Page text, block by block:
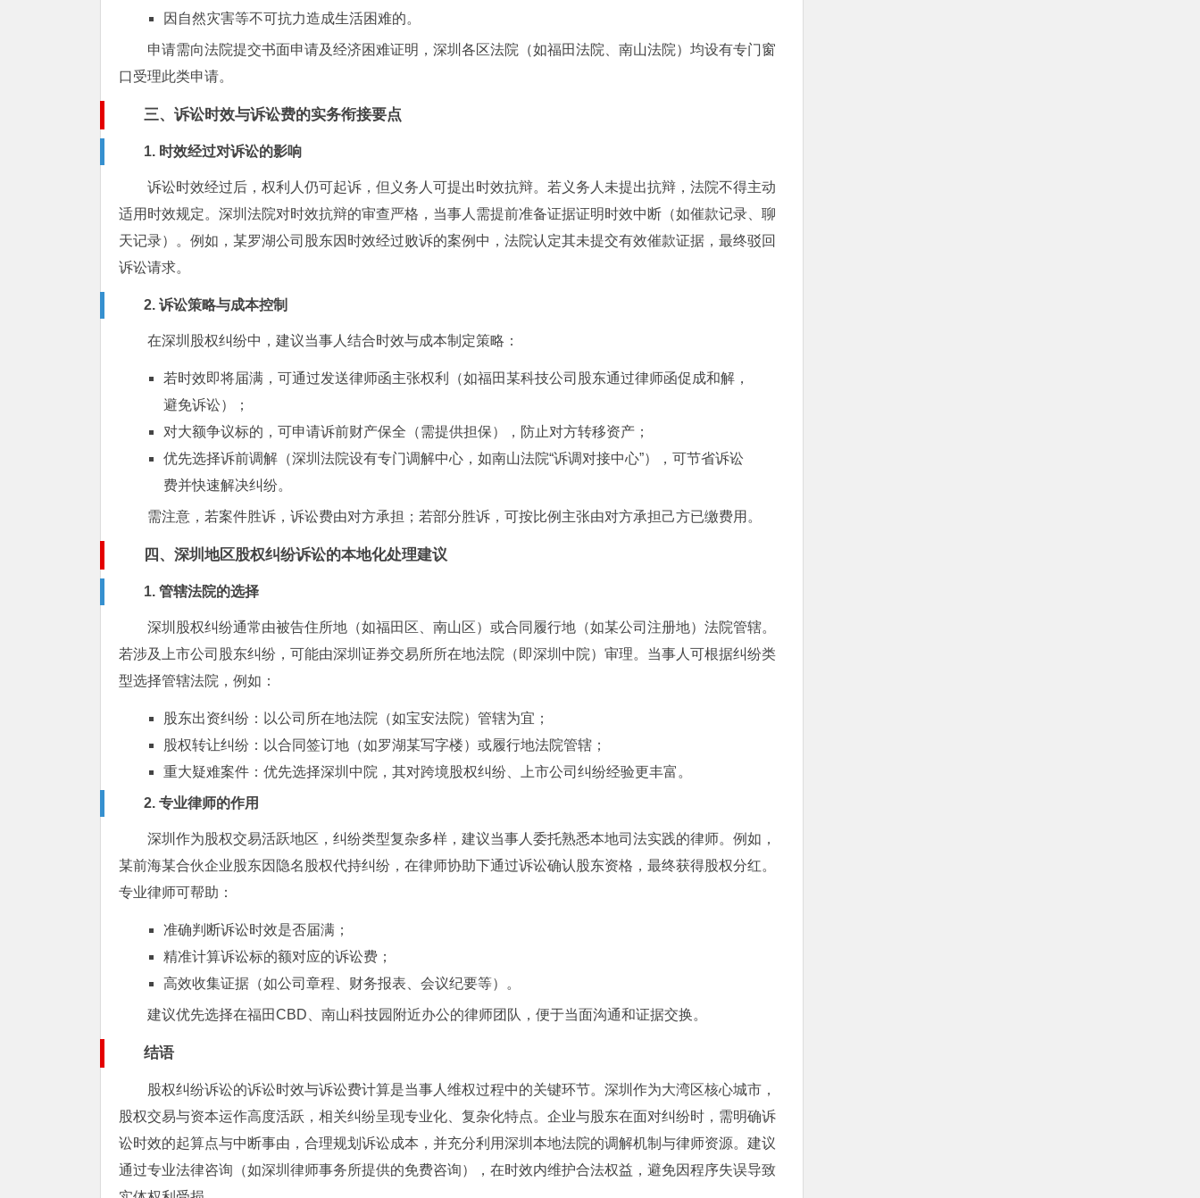
因自然灾害等不可抗力造成生活困难的。
申请需向法院提交书面申请及经济困难证明，深圳各区法院（如福田法院、南山法院）均设有专门窗
口受理此类申请。
三、诉讼时效与诉讼费的实务衔接要点
1. 时效经过对诉讼的影响
诉讼时效经过后，权利人仍可起诉，但义务人可提出时效抗辩。若义务人未提出抗辩，法院不得主动
适用时效规定。深圳法院对时效抗辩的审查严格，当事人需提前准备证据证明时效中断（如催款记录、聊
天记录）。例如，某罗湖公司股东因时效经过败诉的案例中，法院认定其未提交有效催款证据，最终驳回
诉讼请求。
2. 诉讼策略与成本控制
在深圳股权纠纷中，建议当事人结合时效与成本制定策略：
若时效即将届满，可通过发送律师函主张权利（如福田某科技公司股东通过律师函促成和解，
避免诉讼）；
对大额争议标的，可申请诉前财产保全（需提供担保），防止对方转移资产；
优先选择诉前调解（深圳法院设有专门调解中心，如南山法院“诉调对接中心”），可节省诉讼
费并快速解决纠纷。
需注意，若案件胜诉，诉讼费由对方承担；若部分胜诉，可按比例主张由对方承担己方已缴费用。
四、深圳地区股权纠纷诉讼的本地化处理建议
1. 管辖法院的选择
深圳股权纠纷通常由被告住所地（如福田区、南山区）或合同履行地（如某公司注册地）法院管辖。
若涉及上市公司股东纠纷，可能由深圳证券交易所所在地法院（即深圳中院）审理。当事人可根据纠纷类
型选择管辖法院，例如：
股东出资纠纷：以公司所在地法院（如宝安法院）管辖为宜；
股权转让纠纷：以合同签订地（如罗湖某写字楼）或履行地法院管辖；
重大疑难案件：优先选择深圳中院，其对跨境股权纠纷、上市公司纠纷经验更丰富。
2. 专业律师的作用
深圳作为股权交易活跃地区，纠纷类型复杂多样，建议当事人委托熟悉本地司法实践的律师。例如，
某前海某合伙企业股东因隐名股权代持纠纷，在律师协助下通过诉讼确认股东资格，最终获得股权分红。
专业律师可帮助：
准确判断诉讼时效是否届满；
精准计算诉讼标的额对应的诉讼费；
高效收集证据（如公司章程、财务报表、会议纪要等）。
建议优先选择在福田CBD、南山科技园附近办公的律师团队，便于当面沟通和证据交换。
结语
股权纠纷诉讼的诉讼时效与诉讼费计算是当事人维权过程中的关键环节。深圳作为大湾区核心城市，
股权交易与资本运作高度活跃，相关纠纷呈现专业化、复杂化特点。企业与股东在面对纠纷时，需明确诉
讼时效的起算点与中断事由，合理规划诉讼成本，并充分利用深圳本地法院的调解机制与律师资源。建议
通过专业法律咨询（如深圳律师事务所提供的免费咨询），在时效内维护合法权益，避免因程序失误导致